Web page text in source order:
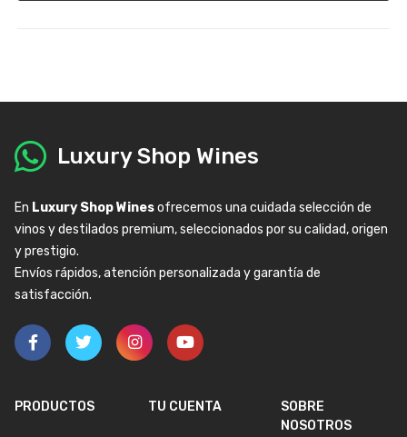
Luxury Shop Wines
En Luxury Shop Winesofrecemos una cuidada selección de
vinos y destilados premium, seleccionados por su calidad, origen
y prestigio.
Envíos rápidos, atención personalizada y garantía de
satisfacción.
PRODUCTOS TU CUENTA
SOBRE
NOSOTROS